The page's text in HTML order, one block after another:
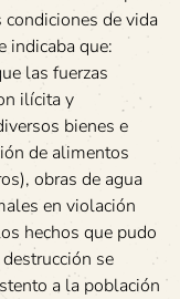
de vida
indicaba que:
las fuerzas
ilícita y
bienes e
de alimentos
obras de agua
en violación
hechos que pudo
se
a la población